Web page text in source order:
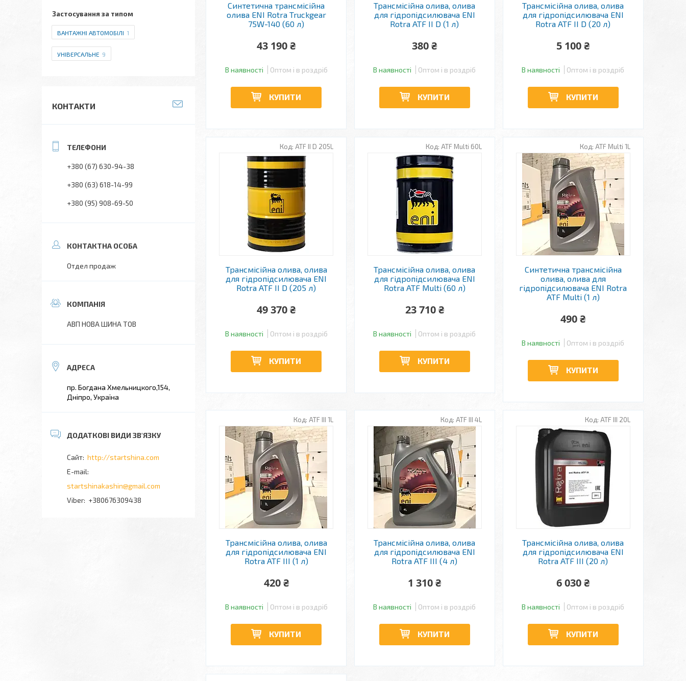
Синтетична трансмісійна
олива ENI Rotra Truckgear
75W-140 (60 л)
43 190 ₴
В наявності Оптом і в роздріб
КУПИТИ
Трансмісійна олива, олива
для гідропідсилювача ENI
Rotra ATF II D (1 л)
380 ₴
В наявності Оптом і в роздріб
КУПИТИ
Трансмісійна олива, олива
для гідропідсилювача ENI
Rotra ATF II D (20 л)
5 100 ₴
В наявності Оптом і в роздріб
КУПИТИ
ATF II D 205L
Трансмісійна олива, олива
для гідропідсилювача ENI
Rotra ATF II D (205 л)
49 370 ₴
В наявності Оптом і в роздріб
КУПИТИ
ATF Multi 60L
Трансмісійна олива, олива
для гідропідсилювача ENI
Rotra ATF Multi (60 л)
23 710 ₴
В наявності Оптом і в роздріб
КУПИТИ
ATF Multi 1L
Синтетична трансмісійна
олива, олива для
гідропідсилювача ENI Rotra
ATF Multi (1 л)
490 ₴
В наявності Оптом і в роздріб
КУПИТИ
ATF III 1L
Трансмісійна олива, олива
для гідропідсилювача ENI
Rotra ATF III (1 л)
420 ₴
В наявності Оптом і в роздріб
КУПИТИ
ATF III 4L
Трансмісійна олива, олива
для гідропідсилювача ENI
Rotra ATF III (4 л)
1 310 ₴
В наявності Оптом і в роздріб
КУПИТИ
ATF III 20L
Трансмісійна олива, олива
для гідропідсилювача ENI
Rotra ATF III (20 л)
6 030 ₴
В наявності Оптом і в роздріб
КУПИТИ
Застосування за типом
ВАНТАЖНІ АВТОМОБІЛІ 1
УНІВЕРСАЛЬНЕ 9
КОНТАКТИ
+380 (67) 630-94-38
+380 (63) 618-14-99
+380 (95) 908-69-50
Отдел продаж
АВП НОВА ШИНА ТОВ
пр. Богдана Хмельницкого,154,
Дніпро, Україна
http://startshina.com
startshinakashin@gmail.com
+380676309438